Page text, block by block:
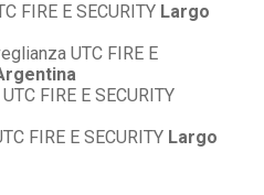
FIRE E SECURITY Largo
UTC FIRE E
FIRE E SECURITY
FIRE E SECURITY Largo